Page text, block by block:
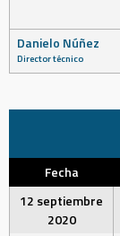
Danielo Núñez
Director técnico
Fecha
12 septiembre
2020